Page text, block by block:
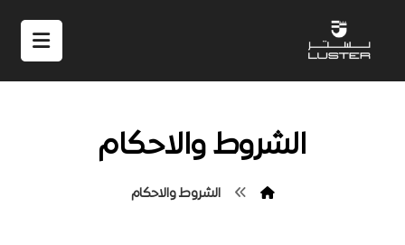
الشروط والاحكام
الشروط والاحكام